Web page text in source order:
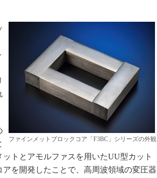
」
ファインメットブロックコア「F3BC」シリーズの外観
トとアモルファスを用いたUU型カット
を開発したことで、高周波領域の変圧器